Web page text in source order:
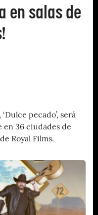
en salas de
pecado’, será
en 36 ciudades de
Royal Films.